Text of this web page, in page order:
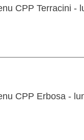
CPP Terracini -
CPP Erbosa -